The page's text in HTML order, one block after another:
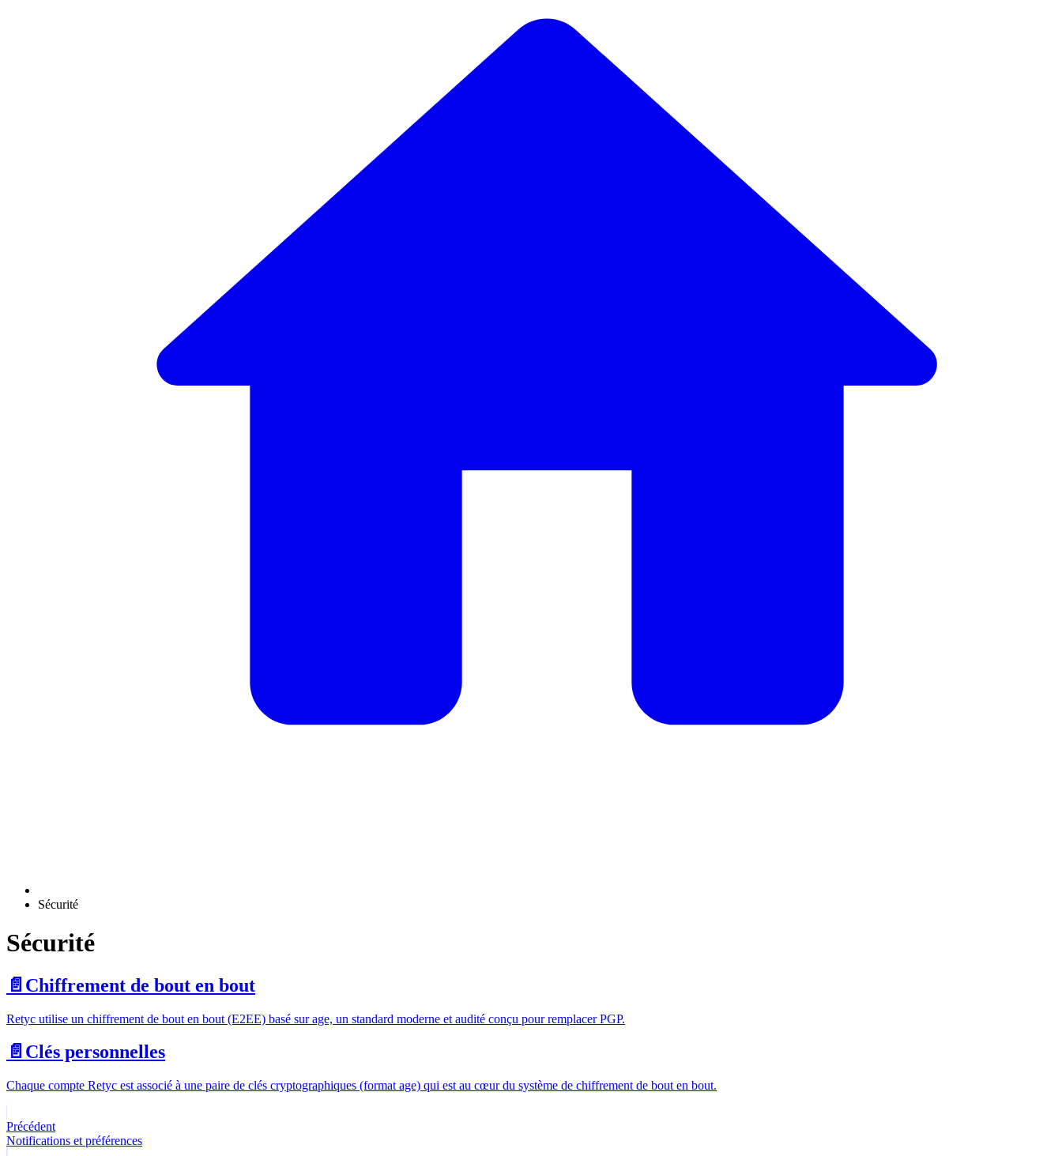
Sécurité
Sécurité
📄️ Chiffrement de bout en bout
Retyc utilise un chiffrement de bout en bout (E2EE) basé sur age, un standard moderne et audité conçu pour remplacer PGP.
📄️ Clés personnelles
Chaque compte Retyc est associé à une paire de clés cryptographiques (format age) qui est au cœur du système de chiffrement de bout en bout.
Précédent
Notifications et préférences